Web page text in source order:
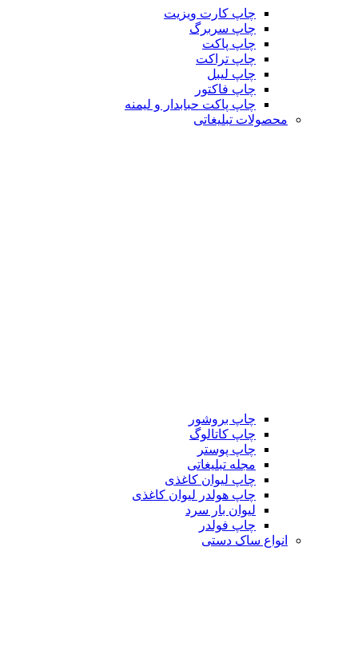
چاپ کارت ویزیت
چاپ سربرگ
چاپ پاکت
چاپ تراکت
چاپ لیبل
چاپ فاکتور
چاپ پاکت حبابدار و لیمنه
محصولات تبلیغاتی
چاپ بروشور
چاپ کاتالوگ
چاپ پوستر
مجله تبلیغاتی
چاپ لیوان کاغذی
چاپ هولدر لیوان کاغذی
لیوان بار سرد
چاپ فولدر
انواع ساک دستی